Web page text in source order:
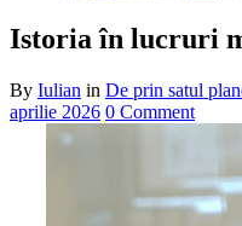
Istoria în lucruri
By Iulian in De prin satul
aprilie 2026 0 Comment